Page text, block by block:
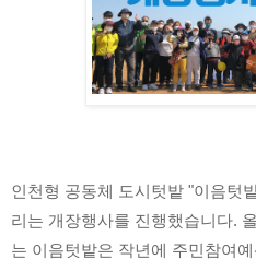
인천형 공동체 도시텃밭 "이음텃
리는 개장행사를 진행했습니다.
는 이음텃밭은 작년에 주민참여